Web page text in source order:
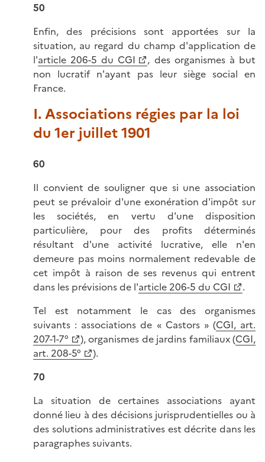
50
Enfin, des précisions sont apportées sur la
situation, au regard du champ d'application de
l'article 206-5 du CGI
, des organismes à but
non lucratif n'ayant pas leur siège social en
France.
I. Associations régies par la loi
du 1er juillet 1901
60
Il convient de souligner que si une association
peut se prévaloir d'une exonération d'impôt sur
les sociétés, en vertu d'une disposition
particulière, pour des profits déterminés
résultant d'une activité lucrative, elle n'en
demeure pas moins normalement redevable de
cet impôt à raison de ses revenus qui entrent
dans les prévisions de l'article 206-5 du CGI
.
Tel est notamment le cas des organismes
suivants : associations de « Castors » (CGI, art.
207-1-7°
), organismes de jardins familiaux (CGI,
art. 208-5°
).
70
La situation de certaines associations ayant
donné lieu à des décisions jurisprudentielles ou à
des solutions administratives est décrite dans les
paragraphes suivants.